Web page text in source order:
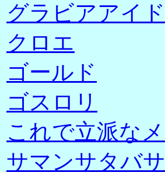
グラビアアイ
クロエ
ゴールド
ゴスロリ
これで立派な
サマンサタバサ